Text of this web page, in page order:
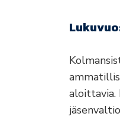
aloittavia.